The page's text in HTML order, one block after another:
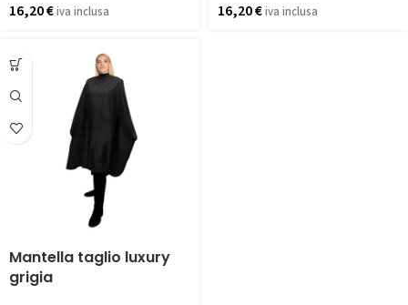
16,20€iva inclusa 16,20€iva inclusa
Mantella taglio luxury
grigia